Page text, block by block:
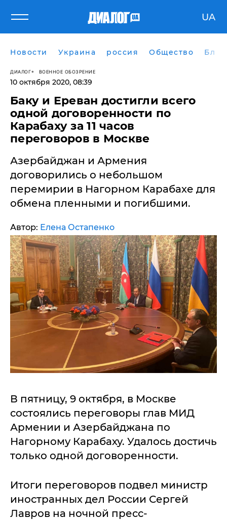
UA
Новости Украина россия Общество
ДИАЛОГ ВОЕННОЕ ОБОЗРЕНИЕ
10 октября 2020, 08:39
​Баку и Ереван достигли всего
одной договоренности по
Карабаху за 11 часов
переговоров в Москве
Азербайджан и Армения
договорились о небольшом
перемирии в Нагорном Карабахе для
обмена пленными и погибшими.
Автор: Елена Остапенко
В пятницу, 9 октября, в Москве
состоялись переговоры глав МИД
Армении и Азербайджана по
Нагорному Карабаху. Удалось достичь
только одной договоренности.
Итоги переговоров подвел министр
иностранных дел России Сергей
Лавров на ночной пресс-